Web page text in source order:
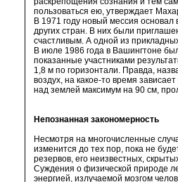
пользоваться ею, утверждает
В 1971 году новый мессия
других стран. В них были
счастливым. А одной из
В июле 1986 года в Вашингтоне
показанные участниками
1,8 м по горизонтали. Правда,
воздух, на какое-то время
над землей максимум на 90 см,
Непознанная закономерность
Несмотря на многочисленные
изменится до тех пор, пока не
резервов, его неизвестных,
Суждения о физической природе
энергией, излучаемой мозгом